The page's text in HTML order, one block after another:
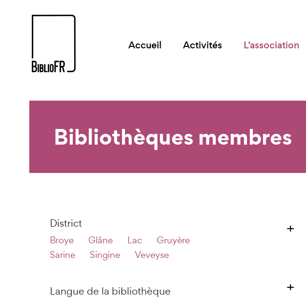
Accueil Activités L’association
Bibliothèques membres
District
Broye Glâne Lac
Gruyère
Sarine
Singine Veveyse
Langue de la bibliothèque